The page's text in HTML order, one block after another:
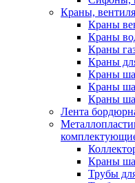
Краны,
Краны
Краны
Краны
Краны
Краны
Краны
Краны
Лента
Краны
Трубы